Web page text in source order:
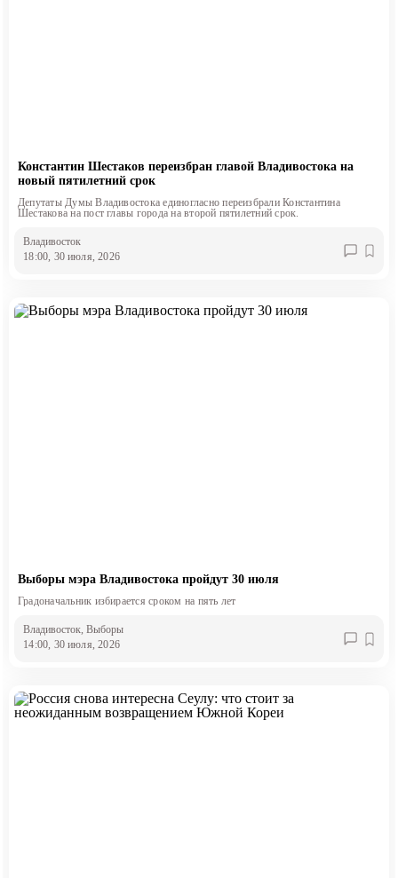
Константин Шестаков переизбран главой Владивостока на
новый пятилетний срок
Депутаты Думы Владивостока единогласно переизбрали Константина
Шестакова на пост главы города на второй пятилетний срок.
Владивосток
18:00, 30 июля, 2026
Выборы мэра Владивостока пройдут 30 июля
Градоначальник избирается сроком на пять лет
Владивосток , Выборы
14:00, 30 июля, 2026